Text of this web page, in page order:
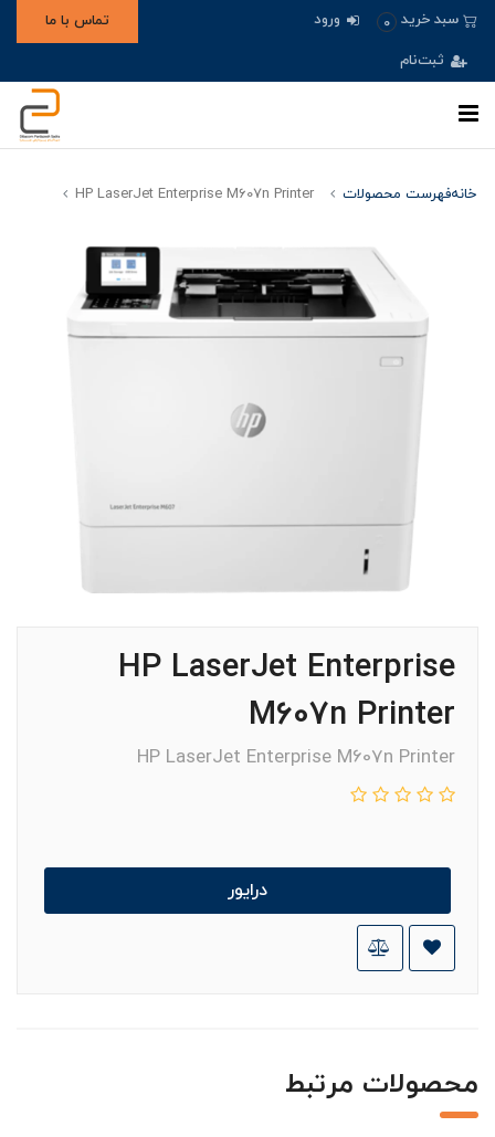
سبد خرید 0 ورود
ثبت‌نام
تماس با ما
خانهفهرست محصولات HP LaserJet Enterprise M607n Printer
HP LaserJet Enterprise
M607n Printer
HP LaserJet Enterprise M607n Printer
درایور
محصولات مرتبط